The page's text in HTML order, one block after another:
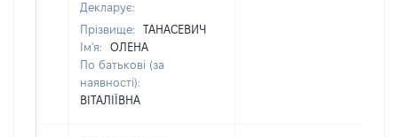
Декларує:
Прізвище:
ТАНАСЕВИЧ
Ім'я:
ОЛЕНА
По батькові (за
наявності):
ВІТАЛІЇВНА